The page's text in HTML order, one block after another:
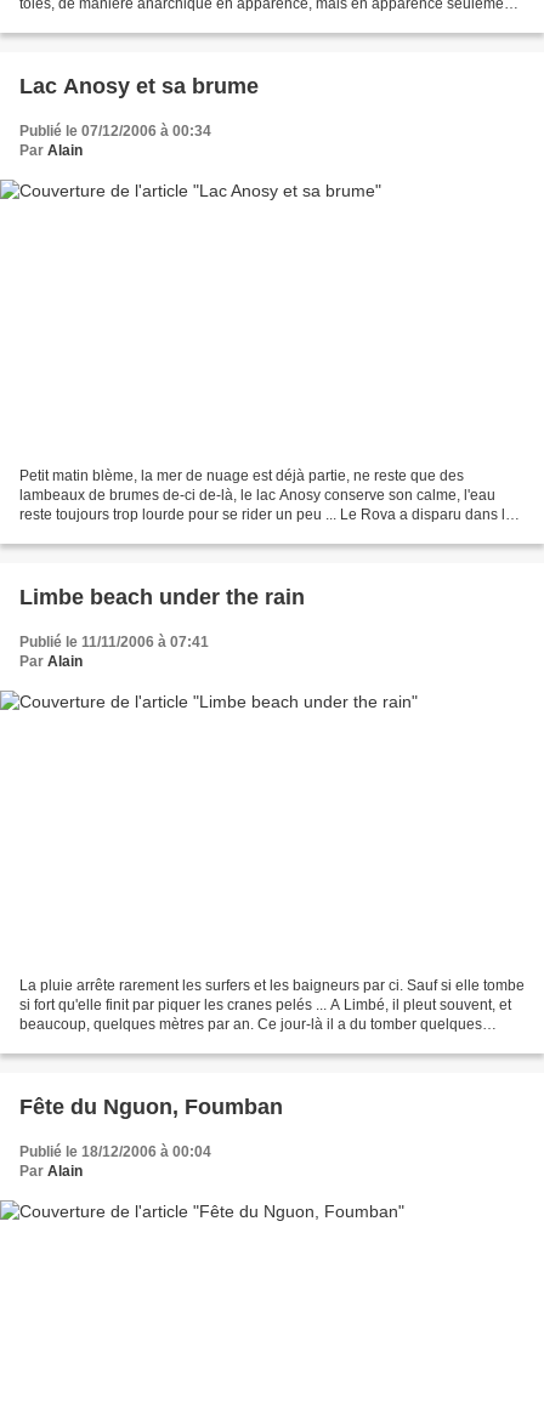
toles, de manière anarchique en apparence, mais en apparence seulement.
Lac Anosy et sa brume
Publié le 07/12/2006 à 00:34
Par Alain
Petit matin blème, la mer de nuage est déjà partie, ne reste que des
lambeaux de brumes de-ci de-là, le lac Anosy conserve son calme, l'eau
reste toujours trop lourde pour se rider un peu ... Le Rova a disparu dans les
Limbe beach under the rain
Publié le 11/11/2006 à 07:41
Par Alain
La pluie arrête rarement les surfers et les baigneurs par ci. Sauf si elle tombe
si fort qu'elle finit par piquer les cranes pelés ... A Limbé, il pleut souvent, et
beaucoup, quelques mètres par an. Ce jour-là il a du tomber quelques
Fête du Nguon, Foumban
Publié le 18/12/2006 à 00:04
Par Alain